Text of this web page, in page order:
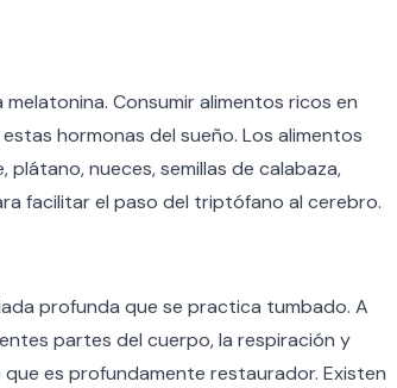
Consumir alimentos ricos en
hormonas del sueño. Los alimentos
nueces, semillas de calabaza,
facilitar el paso del triptófano al cerebro.
profunda que se practica tumbado. A
partes del cuerpo, la respiración y
es profundamente restaurador. Existen